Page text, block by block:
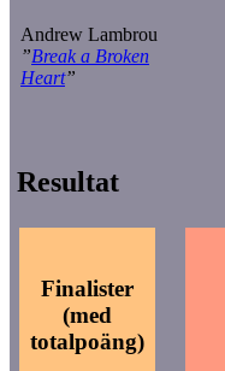
Andrew Lambrou
”Break a Broken
Heart”
Resultat
Finalister
(med
totalpoäng)